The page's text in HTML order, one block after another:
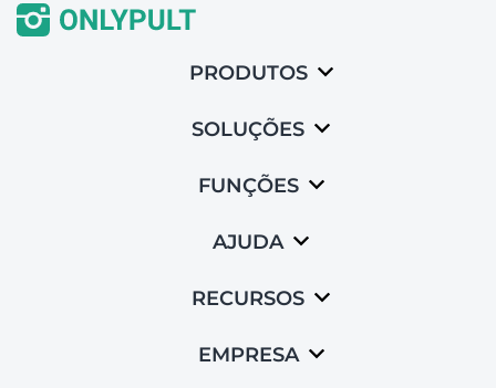
PRODUTOS
SOLUÇÕES
FUNÇÕES
AJUDA
RECURSOS
EMPRESA